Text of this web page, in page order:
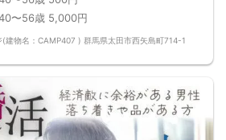
る関係
ける方
加いただけます。
手
者
た！
も唯一の「同窓会のような年齢幅」♡～
いという女性様のためにつくりました！
〜56歳 5,000円
(建物名：CAMP407 ) 群馬県太田市西矢島町714-1